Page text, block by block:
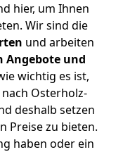
hier, um Ihnen
Wir sind die
und arbeiten
Angebote und
wichtig es ist,
Osterholz-
deshalb setzen
Preise zu bieten.
haben oder ein